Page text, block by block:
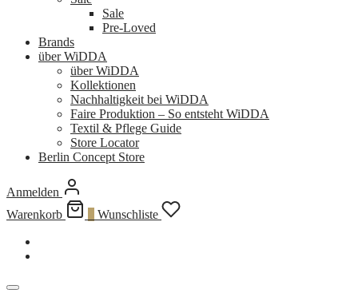
Sale
Pre-Loved
Brands
über WiDDA
über WiDDA
Kollektionen
Nachhaltigkeit bei WiDDA
Faire Produktion – So entsteht WiDDA
Textil & Pflege Guide
Store Locator
Berlin Concept Store
Anmelden
Warenkorb
Wunschliste